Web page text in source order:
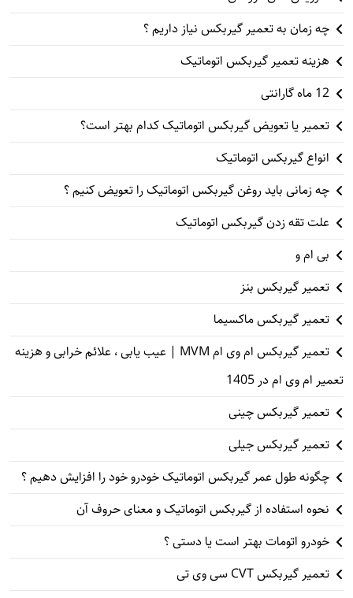
چه زمان به تعمیر گیربکس نیاز داریم ؟
هزینه تعمیر گیربکس اتوماتیک
12 ماه گارانتی
تعمیر یا تعویض گیربکس اتوماتیک کدام بهتر است؟
انواع گیربکس اتوماتیک
چه زمانی باید روغن گیربکس اتوماتیک را تعویض کنیم ؟
علت تقه زدن گیربکس اتوماتیک
بی ام و
تعمیر گیربکس بنز
تعمیر گیربکس ماکسیما
تعمیر گیربکس ام وی ام MVM | عیب یابی ، علائم خرابی و هزینه
تعمیر ام وی ام در 1405
تعمیر گیربکس چینی
تعمیر گیربکس جیلی
چگونه طول عمر گیربکس اتوماتیک خودرو خود را افزایش دهیم ؟
نحوه استفاده از گیربکس اتوماتیک و معنای حروف آن
خودرو اتومات بهتر است یا دستی ؟
تعمیر گیربکس CVT سی وی تی